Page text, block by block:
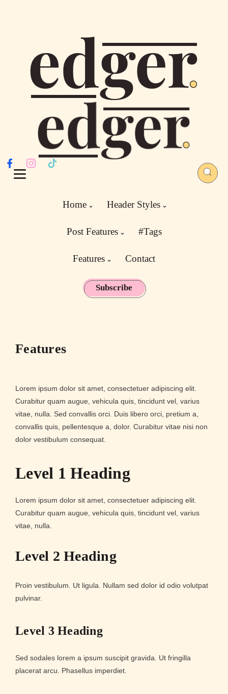
Home Header Styles
Post Features #Tags
Features Contact
Subscribe
Features
Lorem ipsum dolor sit amet, consectetuer adipiscing elit.
Curabitur quam augue, vehicula quis, tincidunt vel, varius
vitae, nulla. Sed convallis orci. Duis libero orci, pretium a,
convallis quis, pellentesque a, dolor. Curabitur vitae nisi non
dolor vestibulum consequat.
Level 1 Heading
Lorem ipsum dolor sit amet, consectetuer adipiscing elit.
Curabitur quam augue, vehicula quis, tincidunt vel, varius
vitae, nulla.
Level 2 Heading
Proin vestibulum. Ut ligula. Nullam sed dolor id odio volutpat
pulvinar.
Level 3 Heading
Sed sodales lorem a ipsum suscipit gravida. Ut fringilla
placerat arcu. Phasellus imperdiet.